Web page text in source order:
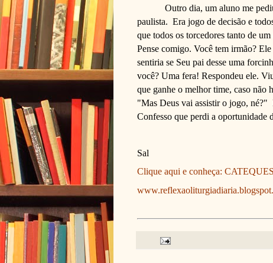
Outro dia, um aluno me
paulista. Era jogo de decisão e
que todos os torcedores tanto de
Pense comigo. Você tem irmão?
sentiria se Seu pai desse uma
você? Uma fera! Respondeu ele.
que ganhe o melhor time, caso não
"Mas Deus vai assistir o jogo, né?"
Confesso que perdi a oportunidade
Sal
Clique aqui e conheça: